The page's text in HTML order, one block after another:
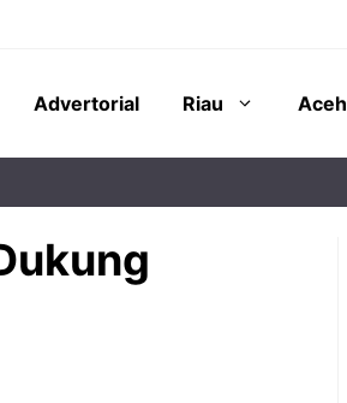
Advertorial Riau Aceh